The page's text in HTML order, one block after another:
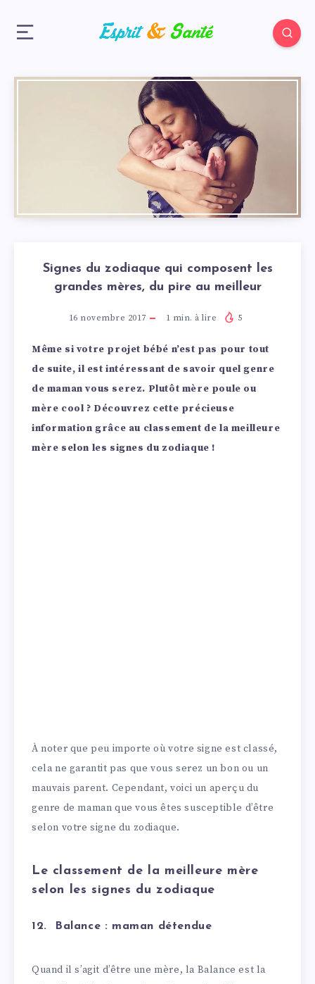
Signes du zodiaque qui composent les
grandes mères, du pire au meilleur
16 novembre 2017 1 min. à lire 5
Même si votre projet bébé n’est pas pour tout
de suite, il est intéressant de savoir quel genre
de maman vous serez. Plutôt mère poule ou
mère cool ? Découvrez cette précieuse
information grâce au classement de la meilleure
mère selon les signes du zodiaque !
À noter que peu importe où votre signe est classé,
cela ne garantit pas que vous serez un bon ou un
mauvais parent. Cependant, voici un aperçu du
genre de maman que vous êtes susceptible d’être
selon votre signe du zodiaque.
Le classement de la meilleure mère
selon les signes du zodiaque
12. Balance : maman détendue
Quand il s’agit d’être une mère, la Balance est la